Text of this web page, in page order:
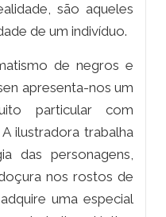
são aqueles
de um indivíduo.
de negros e
apresenta-nos um
particular com
ilustradora trabalha
das personagens,
nos rostos de
uma especial